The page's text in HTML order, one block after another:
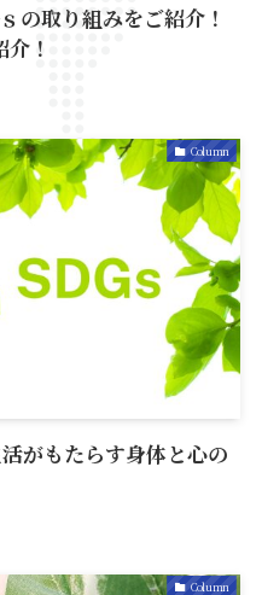
の取り組みをご紹介！
！
Column
がもたらす身体と心の
Column